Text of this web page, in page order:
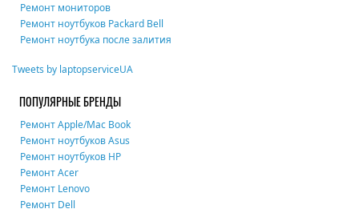
Ремонт мониторов
Ремонт ноутбуков Packard Bell
Ремонт ноутбука после залития
Tweets by laptopserviceUA
ПОПУЛЯРНЫЕ БРЕНДЫ
Ремонт Apple/Mac Book
Ремонт ноутбуков Asus
Ремонт ноутбуков HP
Ремонт Acer
Ремонт Lenovo
Ремонт Dell